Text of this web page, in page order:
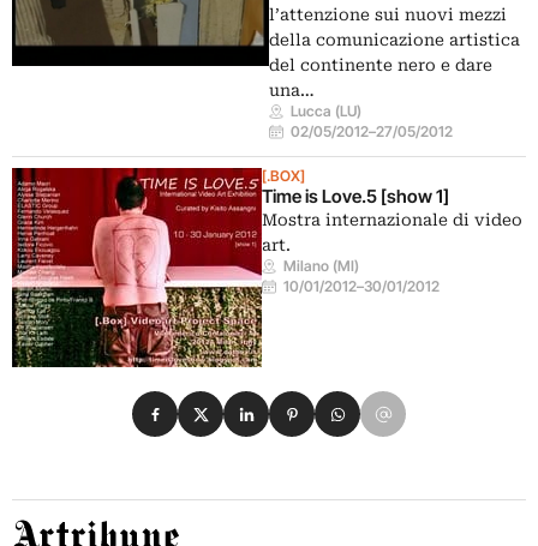
l’attenzione sui nuovi mezzi
della comunicazione artistica
del continente nero e dare
una…
Lucca (LU)
02/05/2012–27/05/2012
[.BOX]
Time is Love.5 [show 1]
Mostra internazionale di video
art.
Milano (MI)
10/01/2012–30/01/2012
Condividi su Facebook
Condividi su X
Condividi su LinkedIn
Condividi su Pinterest
Condividi su WhatsApp
Condividi su Email
Artribune